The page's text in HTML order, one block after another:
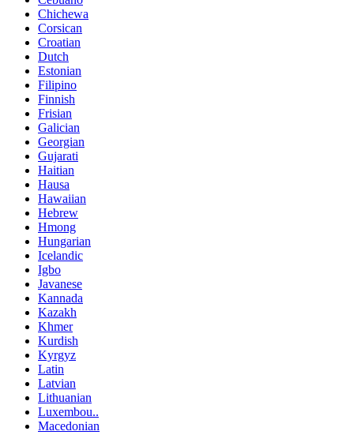
Chichewa
Corsican
Croatian
Dutch
Estonian
Filipino
Finnish
Frisian
Galician
Georgian
Gujarati
Haitian
Hausa
Hawaiian
Hebrew
Hmong
Hungarian
Icelandic
Igbo
Javanese
Kannada
Kazakh
Khmer
Kurdish
Kyrgyz
Latin
Latvian
Lithuanian
Luxembou..
Macedonian